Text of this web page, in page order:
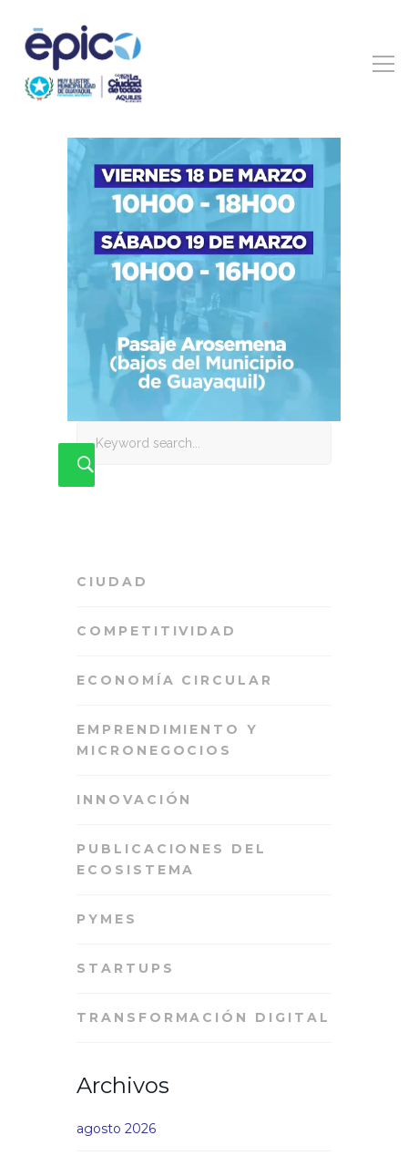
CIUDAD
COMPETITIVIDAD
ECONOMÍA CIRCULAR
EMPRENDIMIENTO Y
MICRONEGOCIOS
INNOVACIÓN
PUBLICACIONES DEL
ECOSISTEMA
PYMES
STARTUPS
TRANSFORMACIÓN DIGITAL
Archivos
agosto 2026